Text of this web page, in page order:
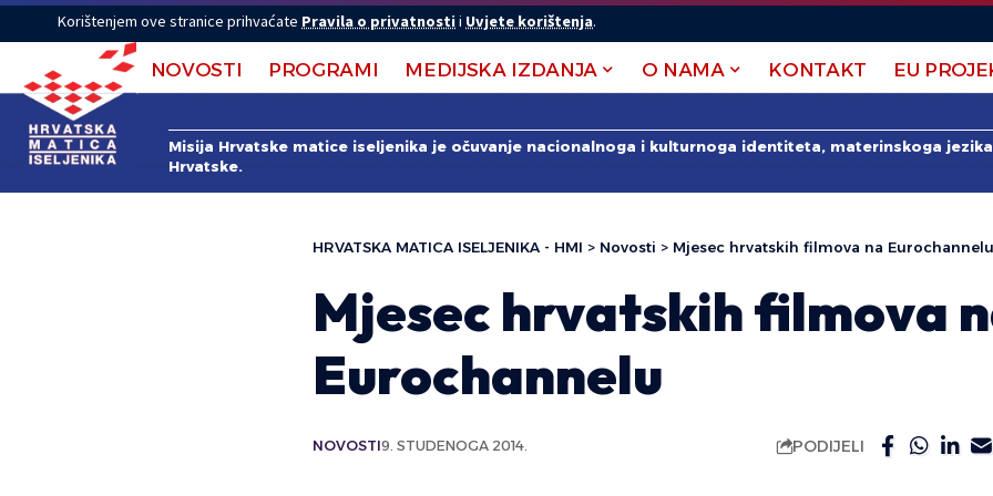
Korištenjem ove stranice prihvaćate Pravila o privatnostii Uvjete korištenja.
NOVOSTI PROGRAMI MEDIJSKA IZDANJA O NAMA KONTAKT EU
Misija Hrvatske matice iseljenika je očuvanje nacionalnoga i kulturnoga identiteta, materinskoga
Hrvatske.
HRVATSKA MATICA ISELJENIKA - HMI > Novosti > Mjesec hrvatskih filmova na Eurochannelu
Mjesec hrvatskih filmova
Eurochannelu
NOVOSTI9. STUDENOGA 2014. PODIJELI